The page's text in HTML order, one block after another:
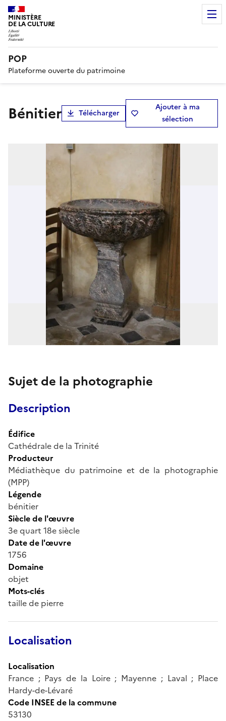
MINISTÈRE
DE LA CULTURE
POP
Plateforme ouverte du patrimoine
bénitier Télécharger
Ajouter à ma
sélection
Sujet de la photographie
Description
Édifice
Cathédrale de la Trinité
Producteur
Médiathèque du patrimoine et de la photographie
(MPP)
Légende
bénitier
Siècle de l'œuvre
3e quart 18e siècle
Date de l'œuvre
1756
Domaine
objet
Mots-clés
taille de pierre
Localisation
Localisation
France ; Pays de la Loire ; Mayenne ; Laval ; Place
Hardy-de-Lévaré
Code INSEE de la commune
53130